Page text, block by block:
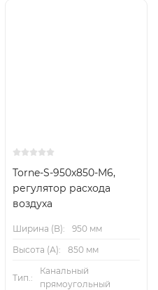
воздухаможно
наобъекте; может
оборудование
и
квводу в
Torne-S-950x850-M6,
регулятор расхода
воздуха
Ширина (B):
950 мм
Высота (А):
850 мм
Тип.:
Канальный
прямоугольный